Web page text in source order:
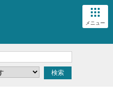
メニュー